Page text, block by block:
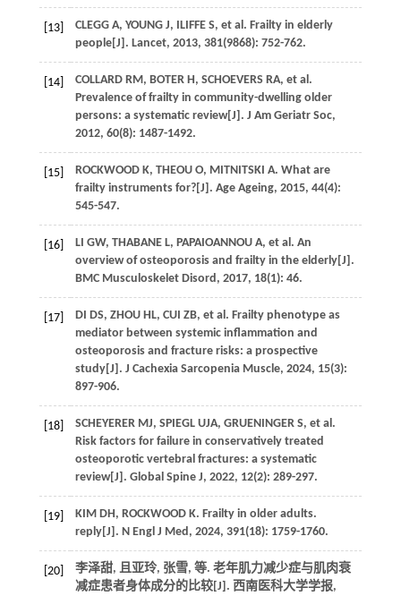
[13] CLEGG A, YOUNG J, ILIFFE S, et al . Frailty in elderly
people[J]. Lancet, 2013, 381(9868): 752-762.
[14] COLLARD RM, BOTER H, SCHOEVERS RA, et al .
Prevalence of frailty in community-dwelling older
persons: a systematic review[J]. J Am Geriatr Soc,
2012, 60(8): 1487-1492.
[15] ROCKWOOD K, THEOU O, MITNITSKI A. What are
frailty instruments for?[J]. Age Ageing, 2015, 44(4):
545-547.
[16] LI GW, THABANE L, PAPAIOANNOU A, et al . An
overview of osteoporosis and frailty in the elderly[J].
BMC Musculoskelet Disord , 2017, 18(1): 46.
[17] DI DS, ZHOU HL, CUI ZB, et al . Frailty phenotype as
mediator between systemic inflammation and
osteoporosis and fracture risks: a prospective
study[J]. J Cachexia Sarcopenia Muscle, 2024, 15(3):
897-906.
[18] SCHEYERER MJ, SPIEGL UJA, GRUENINGER S, et al .
Risk factors for failure in conservatively treated
osteoporotic vertebral fractures: a systematic
review[J]. Global Spine J, 2022, 12(2): 289-297.
[19] KIM DH, ROCKWOOD K. Frailty in older adults.
reply[J]. N Engl J Med , 2024, 391(18): 1759-1760.
[20] 李泽甜, 且亚玲, 张雪, 等. 老年肌力减少症与肌肉衰
减症患者身体成分的比较[J]. 西南医科大学学报,